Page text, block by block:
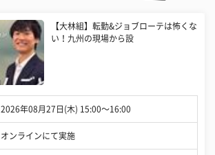
【大林組】転勤&ジョブローテは怖くな
い！九州の現場から設
2026年08月27日(木) 15:00〜16:00
オンラインにて実施